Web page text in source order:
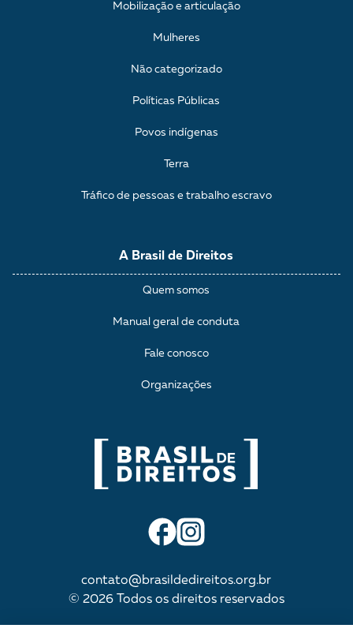
contato@brasildedireitos.org.br
© 2026 Todos os direitos reservados
A Brasil de Direitos
Quem somos
Manual geral de conduta
Fale conosco
Organizações
Mobilização e articulação
Mulheres
Não categorizado
Políticas Públicas
Povos indígenas
Terra
Tráfico de pessoas e trabalho escravo